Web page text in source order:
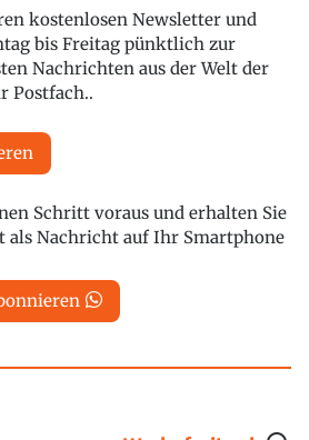
kostenlosen Newsletter und
bis Freitag pünktlich zur
Nachrichten aus der Welt der
Postfach..
Schritt voraus und erhalten Sie
als Nachricht auf Ihr Smartphone